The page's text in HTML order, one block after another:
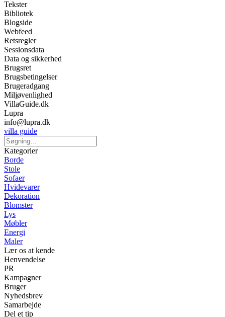
Tekster
Bibliotek
Blogside
Webfeed
Retsregler
Sessionsdata
Data og sikkerhed
Brugsret
Brugsbetingelser
Brugeradgang
Miljøvenlighed
VillaGuide.dk
Lupra
info@lupra.dk
villa guide
Kategorier
Borde
Stole
Sofaer
Hvidevarer
Dekoration
Blomster
Lys
Møbler
Energi
Maler
Lær os at kende
Henvendelse
PR
Kampagner
Bruger
Nyhedsbrev
Samarbejde
Del et tip